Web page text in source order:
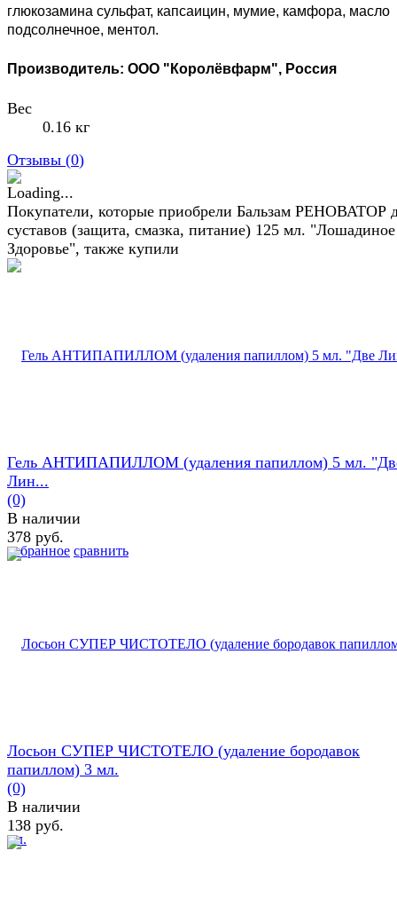
глюкозамина сульфат, капсаицин, мумие, камфора, масло
подсолнечное, ментол.
Производитель: ООО "Королёвфарм", Россия
Вес
0.16 кг
Отзывы (0)
Покупатели, которые приобрели Бальзам РЕНОВАТОР
суставов (защита, смазка, питание) 125 мл. "Лошадиное
Здоровье", также купили
избранное сравнить
Гель АНТИПАПИЛЛОМ (удаления папиллом) 5 мл.
Лин...
(0)
В наличии
378 руб.
Лосьон СУПЕР ЧИСТОТЕЛО (удаление бородавок
папиллом) 3 мл.
(0)
В наличии
138 руб.